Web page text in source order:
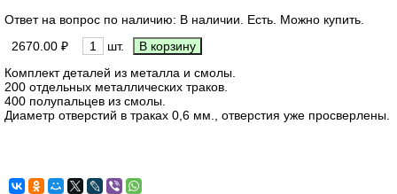
Ответ на вопрос по наличию: В наличии. Есть. Можно купить.
2670.00 ₽
шт.
Комплект деталей из металла и смолы.
200 отдельных металлических траков.
400 полупальцев из смолы.
Диаметр отверстий в траках 0,6 мм., отверстия уже просверлены.